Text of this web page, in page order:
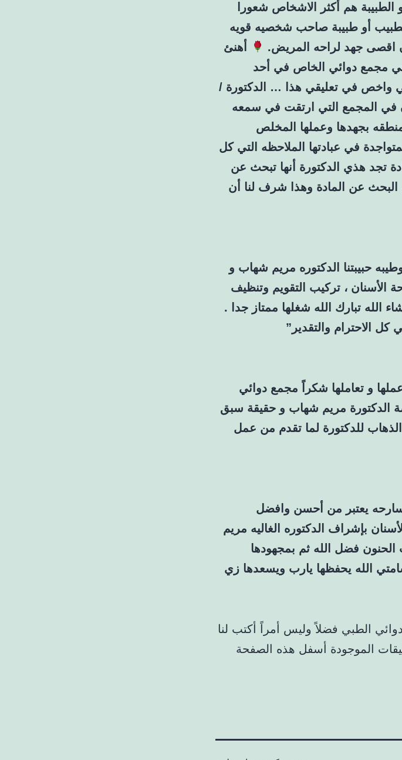
الطبيبة هم أكثر الاشخاص شعورا
أو طبيبة صاحب شخصيه قويه
اقصى جهد لراحه المريض.
أهنئ
مجمع دوائي الخاص في أحد
واخص في تعليقي هذا … الدكتورة /
في المجمع التي ارتقت في سمعه
بجهدها وعملها المخلص
في عبادتها الملاحظه التي كل
تجد هذي الدكتورة أنها تبحث عن
البحث عن المادة وهذا شرف لنا أن
حبيبتنا الدكتوره مريم شهاب و
، تركيب التقويم وتنظيف
تبارك الله شغلها ممتاز جدا .
الاحترام والتقدير”
و تعاملها شكراً مجمع دوائي
الدكتورة مريم شهاب و حقيقة سبق
للدكتورة لما تقدم من عمل
يعتبر من أحسن وافضل
بإشراف الدكتوره الغاليه مريم
الحنون فضل الله ثم بمجهودها
الله يحفظها يارب ويسعدها زي
الطبي فضلاً وليس أمراً أكتب لنا
الموجودة أسفل هذه الصفحة